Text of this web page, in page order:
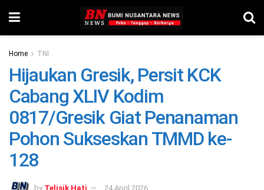
Home TNI
Hijaukan Gresik, Persit KCK
Cabang XLIV Kodim
0817/Gresik Giat Penanaman
Pohon Sukseskan TMMD ke-
128
by Telisik Hati 24 April 2026